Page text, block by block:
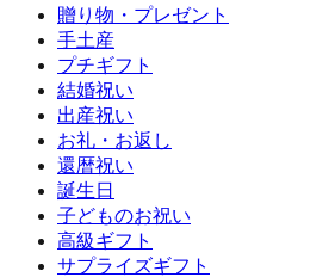
贈り物・プレゼント
手土産
プチギフト
結婚祝い
出産祝い
お礼・お返し
還暦祝い
誕生日
子どものお祝い
高級ギフト
サプライズギフト